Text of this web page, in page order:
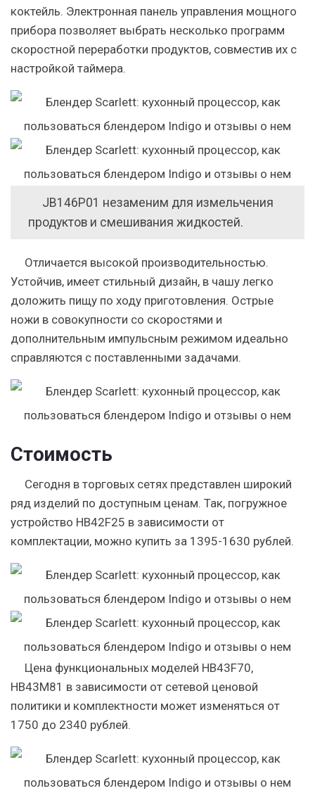
коктейль. Электронная панель управления мощного
прибора позволяет выбрать несколько программ
скоростной переработки продуктов, совместив их с
настройкой таймера.
JB146Р01 незаменим для измельчения
продуктов и смешивания жидкостей.
Отличается высокой производительностью.
Устойчив, имеет стильный дизайн, в чашу легко
доложить пищу по ходу приготовления. Острые
ножи в совокупности со скоростями и
дополнительным импульсным режимом идеально
справляются с поставленными задачами.
Стоимость
Сегодня в торговых сетях представлен широкий
ряд изделий по доступным ценам. Так, погружное
устройство HB42F25 в зависимости от
комплектации, можно купить за 1395-1630 рублей.
Цена функциональных моделей HB43F70,
HB43М81 в зависимости от сетевой ценовой
политики и комплектности может изменяться от
1750 до 2340 рублей.